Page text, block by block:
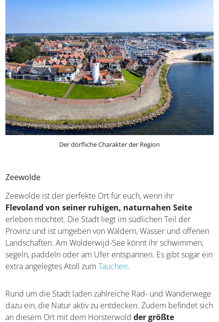
Der dörfliche Charakter der Region
Zeewolde
Zeewolde ist der perfekte Ort für euch, wenn ihr
Flevoland von seiner ruhigen, naturnahen Seite
erleben möchtet. Die Stadt liegt im südlichen Teil der
Provinz und ist umgeben von Wäldern, Wasser und offenen
Landschaften. Am Wolderwijd-See könnt ihr schwimmen,
segeln, paddeln oder am Ufer entspannen. Es gibt sogar ein
extra angelegtes Atoll zumTauchen.
Rund um die Stadt laden zahlreiche Rad- und Wanderwege
dazu ein, die Natur aktiv zu entdecken. Zudem befindet sich
an diesem Ort mit dem Horsterwoldder größte